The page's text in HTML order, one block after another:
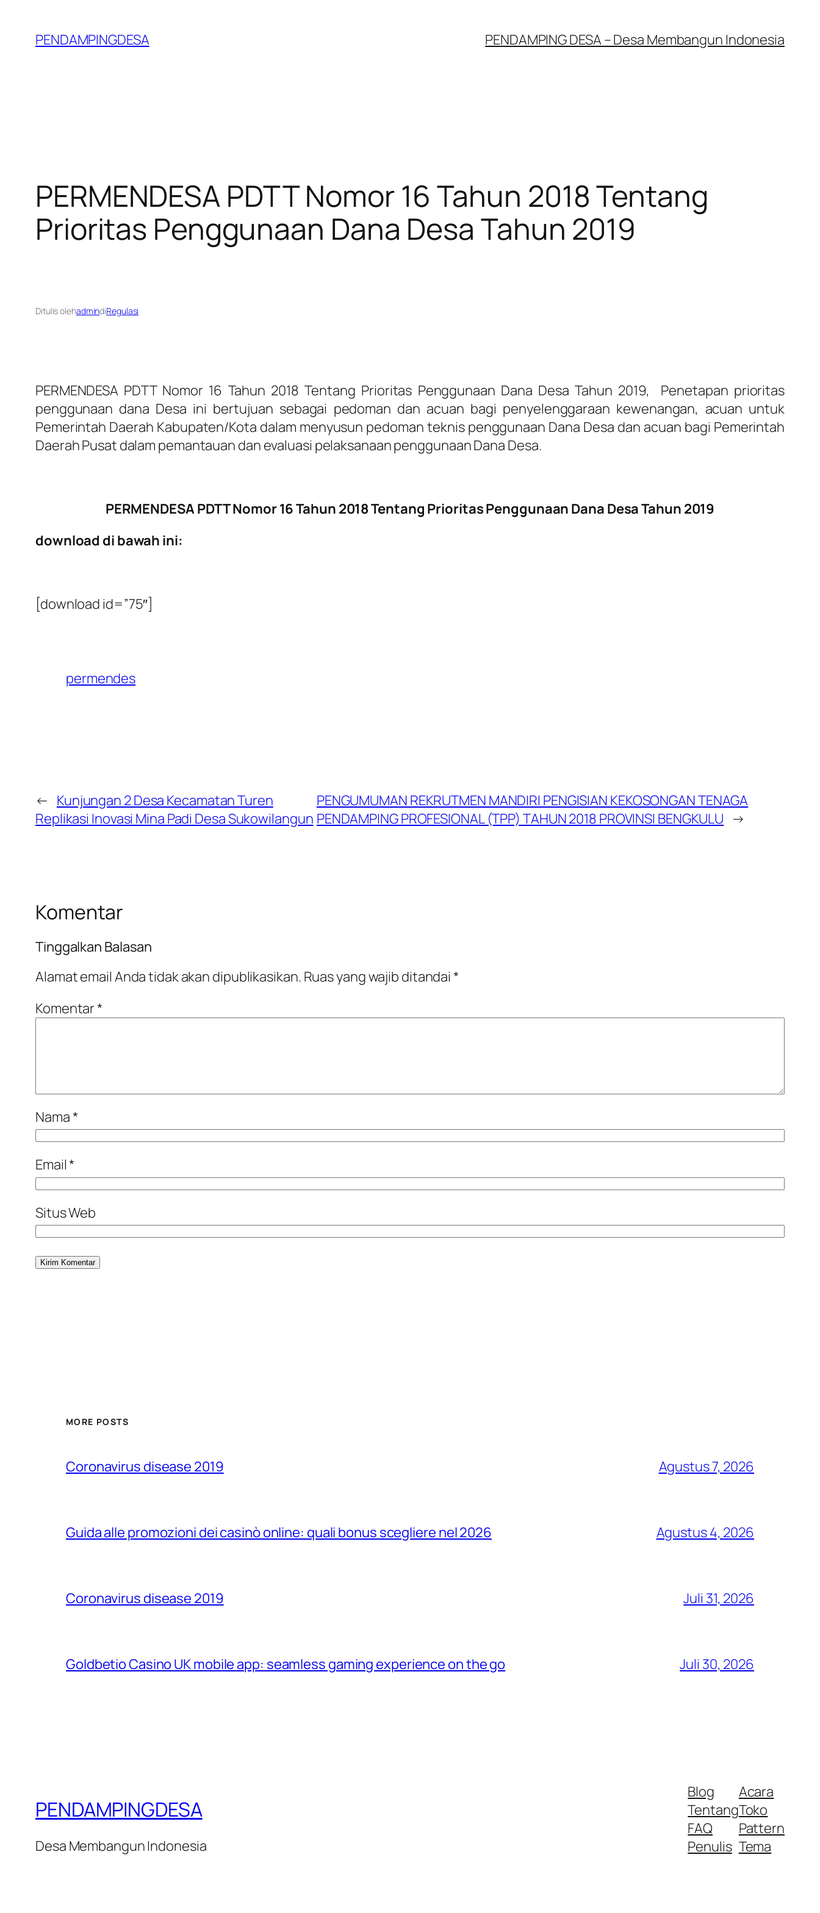
konten
PENDAMPINGDESA PENDAMPING DESA – Desa Membangun Indonesia
PERMENDESA PDTT Nomor 16 Tahun 2018 Tentang
Prioritas Penggunaan Dana Desa Tahun 2019
Ditulis olehadmindiRegulasi
PERMENDESA PDTT Nomor 16 Tahun 2018 Tentang Prioritas Penggunaan Dana Desa Tahun 2019, Penetapan prioritas
penggunaan dana Desa ini bertujuan sebagai pedoman dan acuan bagi penyelenggaraan kewenangan, acuan untuk
Pemerintah Daerah Kabupaten/Kota dalam menyusun pedoman teknis penggunaan Dana Desa dan acuan bagi Pemerintah
Daerah Pusat dalam pemantauan dan evaluasi pelaksanaan penggunaan Dana Desa.
PERMENDESA PDTT Nomor 16 Tahun 2018 Tentang Prioritas Penggunaan Dana Desa Tahun 2019
download di bawah ini:
[download id=”75″]
permendes
← Kunjungan 2 Desa Kecamatan Turen
Replikasi Inovasi Mina Padi Desa Sukowilangun
PENGUMUMAN REKRUTMEN MANDIRI PENGISIAN KEKOSONGAN TENAGA
PENDAMPING PROFESIONAL (TPP) TAHUN 2018 PROVINSI BENGKULU →
Komentar
Tinggalkan Balasan
Alamat email Anda tidak akan dipublikasikan. Ruas yang wajib ditandai*
Komentar*
Nama*
Email*
Situs Web
MORE POSTS
Coronavirus disease 2019 Agustus 7, 2026
Guida alle promozioni dei casinò online: quali bonus scegliere nel 2026 Agustus 4, 2026
Coronavirus disease 2019 Juli 31, 2026
Goldbetio Casino UK mobile app: seamless gaming experience on the go Juli 30, 2026
PENDAMPINGDESA
Desa Membangun Indonesia
Blog
Tentang
FAQ
Penulis
Acara
Toko
Pattern
Tema